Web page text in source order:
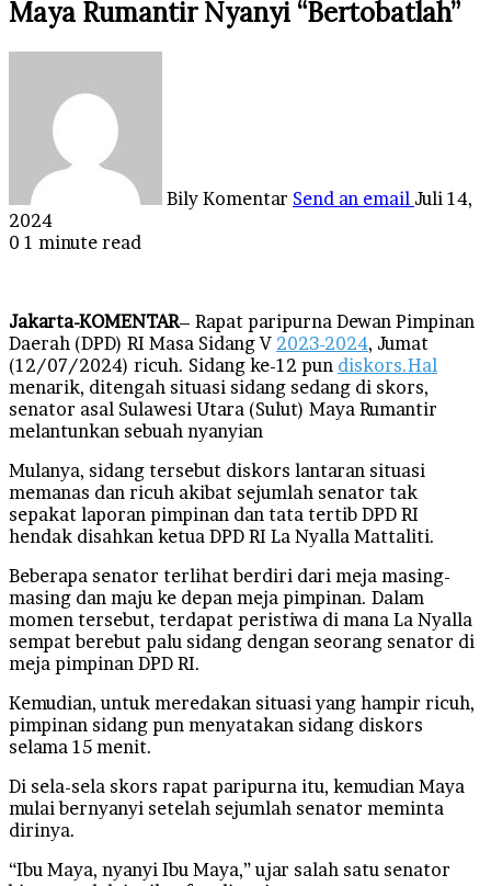
Maya Rumantir Nyanyi “Bertobatlah”
Bily Komentar Send an email Juli 14,
2024
0 1 minute read
Jakarta-KOMENTAR– Rapat paripurna Dewan Pimpinan
Daerah (DPD) RI Masa Sidang V 2023-2024, Jumat
(12/07/2024) ricuh. Sidang ke-12 pun diskors.Hal
menarik, ditengah situasi sidang sedang di skors,
senator asal Sulawesi Utara (Sulut) Maya Rumantir
melantunkan sebuah nyanyian
Mulanya, sidang tersebut diskors lantaran situasi
memanas dan ricuh akibat sejumlah senator tak
sepakat laporan pimpinan dan tata tertib DPD RI
hendak disahkan ketua DPD RI La Nyalla Mattaliti.
Beberapa senator terlihat berdiri dari meja masing-
masing dan maju ke depan meja pimpinan. Dalam
momen tersebut, terdapat peristiwa di mana La Nyalla
sempat berebut palu sidang dengan seorang senator di
meja pimpinan DPD RI.
Kemudian, untuk meredakan situasi yang hampir ricuh,
pimpinan sidang pun menyatakan sidang diskors
selama 15 menit.
Di sela-sela skors rapat paripurna itu, kemudian Maya
mulai bernyanyi setelah sejumlah senator meminta
dirinya.
“Ibu Maya, nyanyi Ibu Maya,” ujar salah satu senator